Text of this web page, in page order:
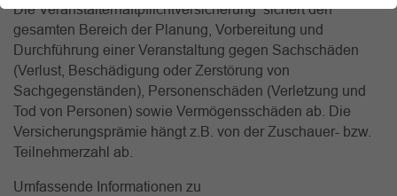
Die Veranstalterhaftpflichtversicherung sichert den
gesamten Bereich der Planung, Vorbereitung und
Durchführung einer Veranstaltung gegen Sachschäden
(Verlust, Beschädigung oder Zerstörung von
Sachgegenständen), Personenschäden (Verletzung und
Tod von Personen) sowie Vermögensschäden ab. Die
Versicherungsprämie hängt z.B. von der Zuschauer- bzw.
Teilnehmerzahl ab.
Umfassende Informationen zu